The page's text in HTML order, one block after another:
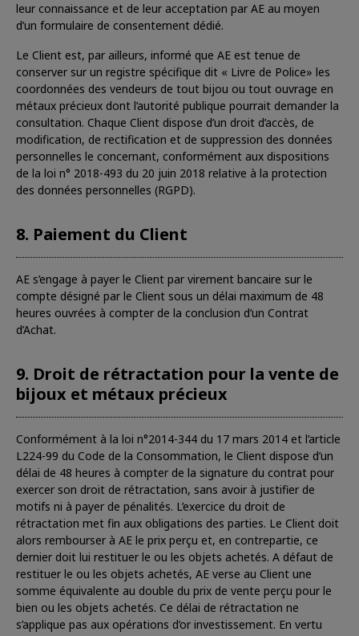
leur connaissance et de leur acceptation par AE au moyen
d’un formulaire de consentement dédié.
Le Client est, par ailleurs, informé que AE est tenue de
conserver sur un registre spécifique dit « Livre de Police» les
coordonnées des vendeurs de tout bijou ou tout ouvrage en
métaux précieux dont l’autorité publique pourrait demander la
consultation. Chaque Client dispose d’un droit d’accès, de
modification, de rectification et de suppression des données
personnelles le concernant, conformément aux dispositions
de la loi n° 2018-493 du 20 juin 2018 relative à la protection
des données personnelles (RGPD).
8. Paiement du Client
AE s’engage à payer le Client par virement bancaire sur le
compte désigné par le Client sous un délai maximum de 48
heures ouvrées à compter de la conclusion d’un Contrat
d’Achat.
9. Droit de rétractation pour la vente de
bijoux et métaux précieux
Conformément à la loi n°2014-344 du 17 mars 2014 et l’article
L224-99 du Code de la Consommation, le Client dispose d’un
délai de 48 heures à compter de la signature du contrat pour
exercer son droit de rétractation, sans avoir à justifier de
motifs ni à payer de pénalités. L’exercice du droit de
rétractation met fin aux obligations des parties. Le Client doit
alors rembourser à AE le prix perçu et, en contrepartie, ce
dernier doit lui restituer le ou les objets achetés. A défaut de
restituer le ou les objets achetés, AE verse au Client une
somme équivalente au double du prix de vente perçu pour le
bien ou les objets achetés. Ce délai de rétractation ne
s’applique pas aux opérations d’or investissement. En vertu